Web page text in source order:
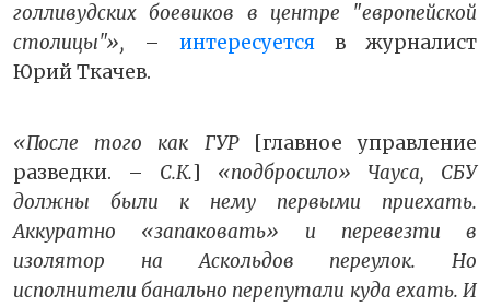
голливудских боевиков в центре "европейской
столицы"», – интересуется в журналист
Юрий Ткачев.
«После того как ГУР [главное управление
разведки. – С.К.] «подбросило» Чауса, СБУ
должны были к нему первыми приехать.
Аккуратно «запаковать» и перевезти в
изолятор на Аскольдов переулок. Но
исполнители банально перепутали куда ехать. И